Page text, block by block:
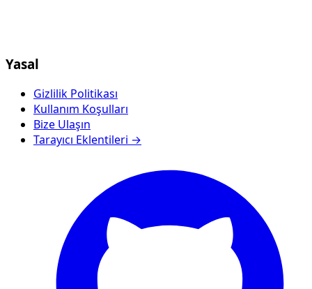
Yasal
Gizlilik Politikası
Kullanım Koşulları
Bize Ulaşın
Tarayıcı Eklentileri →